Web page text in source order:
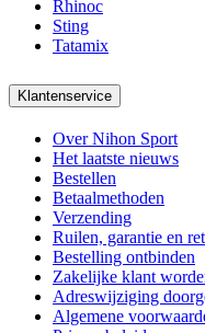
Rhinoc
Sting
Tatamix
Klantenservice
Over Nihon Sport
Het laatste nieuws
Bestellen
Betaalmethoden
Verzending
Ruilen, garantie en
Bestelling ontbinden
Zakelijke klant
Adreswijziging
Algemene